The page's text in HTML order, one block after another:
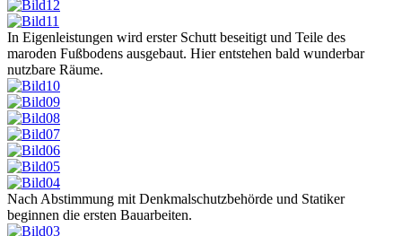
In Eigenleistungen wird erster Schutt beseitigt und Teile des
maroden Fußbodens ausgebaut. Hier entstehen bald wunderbar
nutzbare Räume.
Nach Abstimmung mit Denkmalschutzbehörde und Statiker
beginnen die ersten Bauarbeiten.